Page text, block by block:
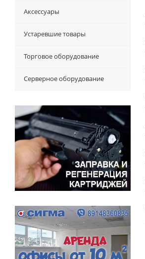
Аксессуары
Устаревшие товары
Торговое оборудование
Серверное оборудование